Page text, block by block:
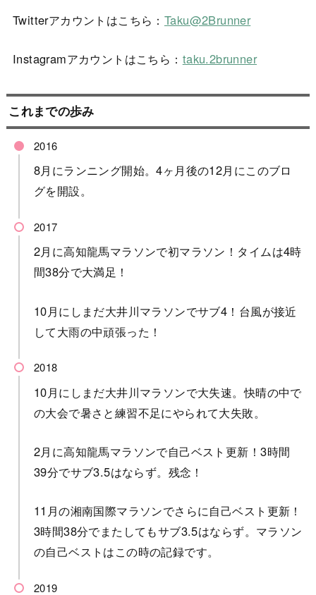
Twitterアカウントはこちら： Taku@2Brunner
Instagramアカウントはこちら： taku.2brunner
これまでの歩み
8月にランニング開始。4ヶ月後の12月にこのブロ
グを開設。
2月に高知龍馬マラソンで初マラソン！タイムは4時
間38分で大満足！
10月にしまだ大井川マラソンでサブ4！台風が接近
して大雨の中頑張った！
10月にしまだ大井川マラソンで大失速。快晴の中で
の大会で暑さと練習不足にやられて大失敗。
2月に高知龍馬マラソンで自己ベスト更新！3時間
39分でサブ3.5はならず。残念！
11月の湘南国際マラソンでさらに自己ベスト更新！
3時間38分でまたしてもサブ3.5はならず。マラソン
の自己ベストはこの時の記録です。